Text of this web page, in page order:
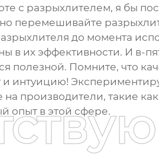
с разрыхлителем, я бы
перемешивайте
до момента
в их эффективности. И в-
полезной. Помните, что
интуицию!
на производители, такие
опыт в этой сфере.